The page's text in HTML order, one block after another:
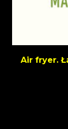
Air fryer.